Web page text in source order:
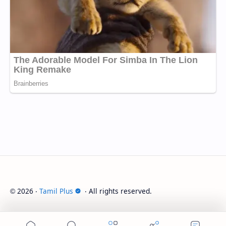
© 2026 ‧ Tamil Plus ‧ All rights reserved.